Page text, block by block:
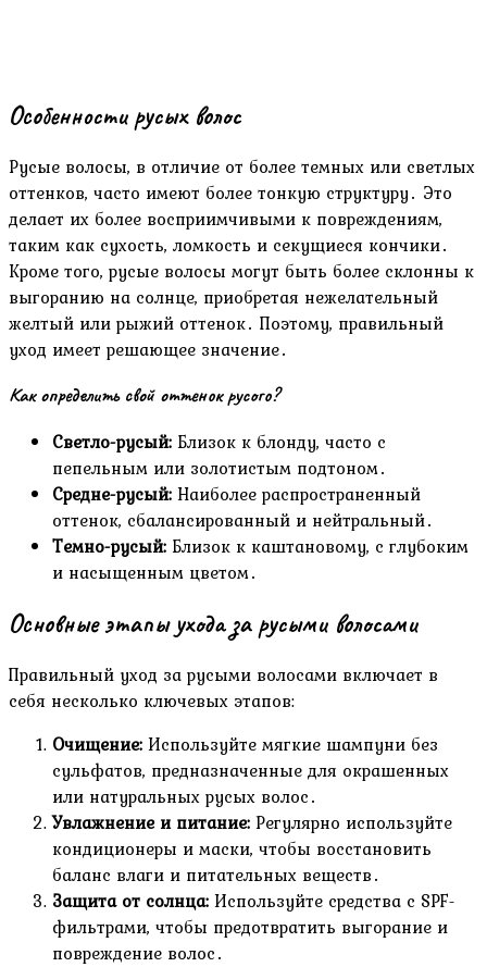
Особенности русых волос
Русые волосы‚ в отличие от более темных или светлых
оттенков‚ часто имеют более тонкую структуру․ Это
делает их более восприимчивыми к повреждениям‚
таким как сухость‚ ломкость и секущиеся кончики․
Кроме того‚ русые волосы могут быть более склонны к
выгоранию на солнце‚ приобретая нежелательный
желтый или рыжий оттенок․ Поэтому‚ правильный
уход имеет решающее значение․
Как определить свой оттенок русого?
Светло-русый: Близок к блонду‚ часто с
пепельным или золотистым подтоном․
Средне-русый: Наиболее распространенный
оттенок‚ сбалансированный и нейтральный․
Темно-русый: Близок к каштановому‚ с глубоким
и насыщенным цветом․
Основные этапы ухода за русыми волосами
Правильный уход за русыми волосами включает в
себя несколько ключевых этапов:
Очищение: Используйте мягкие шампуни без
сульфатов‚ предназначенные для окрашенных
или натуральных русых волос․
Увлажнение и питание: Регулярно используйте
кондиционеры и маски‚ чтобы восстановить
баланс влаги и питательных веществ․
Защита от солнца: Используйте средства с SPF-
фильтрами‚ чтобы предотвратить выгорание и
повреждение волос․